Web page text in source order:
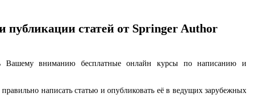
статей от Springer Author
Вашему вниманию бесплатные онлайн курсы по написанию и
написать статью и опубликовать её в ведущих зарубежных